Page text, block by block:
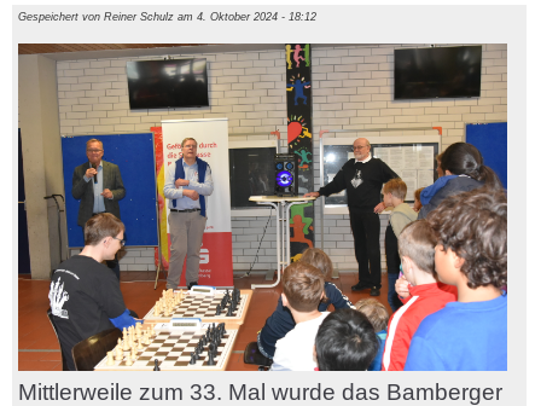
Gespeichert von Reiner Schulz am 4. Oktober 2024 - 18:12
Mittlerweile zum 33. Mal wurde das Bamberger